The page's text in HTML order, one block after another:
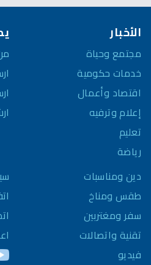
الأخبار
مجتمع وحياة
خدمات حكومية
اقتصاد وأعمال
إعلام وترفيه
تعليم
رياضة
دين ومناسبات
طقس ومناخ
سفر ومغتربين
تقنية واتصالات
فيديو